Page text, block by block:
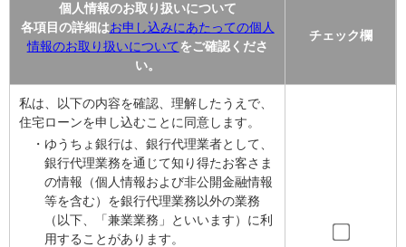
個人情報のお取り扱いについて
各項目の詳細はお申し込みにあたっての個人
情報のお取り扱いについてをご確認くださ
い。
私は、以下の内容を確認、理解したうえで、
住宅ローンを申し込むことに同意します。
・ゆうちょ銀行は、銀行代理業者として、
銀行代理業務を通じて知り得たお客さま
の情報（個人情報および非公開金融情報
等を含む）を銀行代理業務以外の業務
（以下、「兼業業務」といいます）に利
用することがあります。
チェック欄